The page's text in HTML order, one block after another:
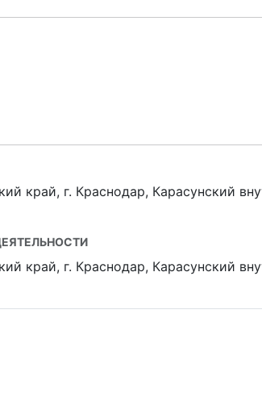
край, г. Краснодар, Карасунский
край, г. Краснодар, Карасунский